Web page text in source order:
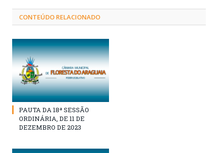
CONTEÚDO RELACIONADO
PAUTA DA 18ª SESSÃO
ORDINÁRIA, DE 11 DE
DEZEMBRO DE 2023